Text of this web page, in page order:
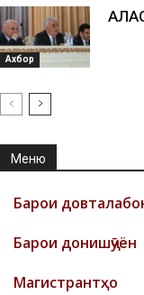
Ахбор
Меню
Барои
Барои донишҷӯён
Магистрантҳо